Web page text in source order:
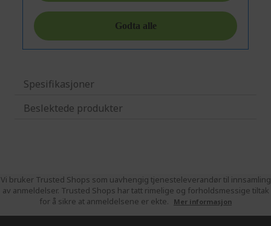
Spesifikasjoner
Beslektede produkter
Vi bruker Trusted Shops som uavhengig tjenesteleverandør til innsamling
av anmeldelser. Trusted Shops har tatt rimelige og forholdsmessige tiltak
for å sikre at anmeldelsene er ekte.
Mer informasjon